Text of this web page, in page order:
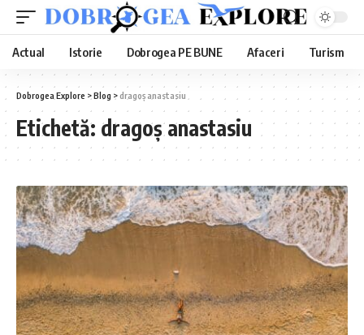
Actual Istorie Dobrogea PE BUNE Afaceri Turism
Dobrogea Explore >Blog >dragoș anastasiu
Etichetă: dragoș anastasiu